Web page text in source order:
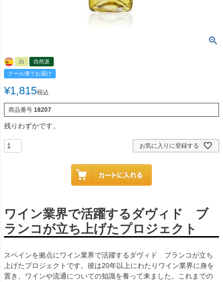
白
自然派
クール便でお届け
¥1,815税込
商品番号 18207
残りわずかです。
お気に入りに登録する
ワイン業界で活躍するダヴィド ブ
ランコが立ち上げたプロジェクト
スペインを拠点にワイン業界で活躍するダヴィド ブランコが立ち
上げたプロジェクトです。彼は20年以上にわたりワイン業界に身を
置き、ワインや流通についての知識を養って来ました。これまでの